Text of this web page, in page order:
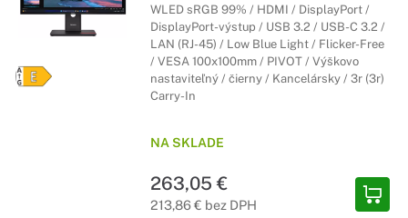
WLED sRGB 99% / HDMI / DisplayPort /
DisplayPort-výstup / USB 3.2 / USB-C 3.2 /
LAN (RJ-45) / Low Blue Light / Flicker-Free
/ VESA 100x100mm / PIVOT / Výškovo
nastaviteľný / čierny / Kancelársky / 3r (3r)
Carry-In
NA SKLADE
263,05 €
213,86 € bez DPH